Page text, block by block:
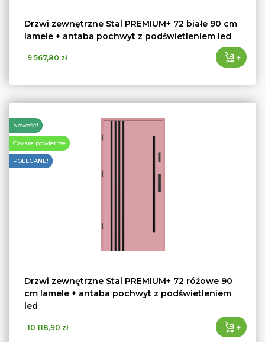
Drzwi zewnętrzne Stal PREMIUM+ 72 białe 90 cm
lamele + antaba pochwyt z podświetleniem led
9 567,80 zł +
Nowość!
Czyste powietrze
POLECANE!
Drzwi zewnętrzne Stal PREMIUM+ 72 różowe 90
cm lamele + antaba pochwyt z podświetleniem
led
10 118,90 zł +